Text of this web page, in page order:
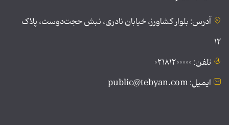
آدرس: بلوار کشاورز، خیابان نادری، نبش حجت‌دوست، پلاک
۱۲
تلفن: ۰۲۱۸۱۲۰۰۰۰۰
ایمیل: public@tebyan.com